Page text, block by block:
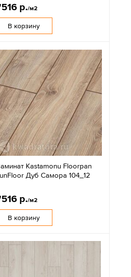
р./м2
В корзину
Kastamonu Floorpan
Дуб Самора 104_12
р./м2
В корзину